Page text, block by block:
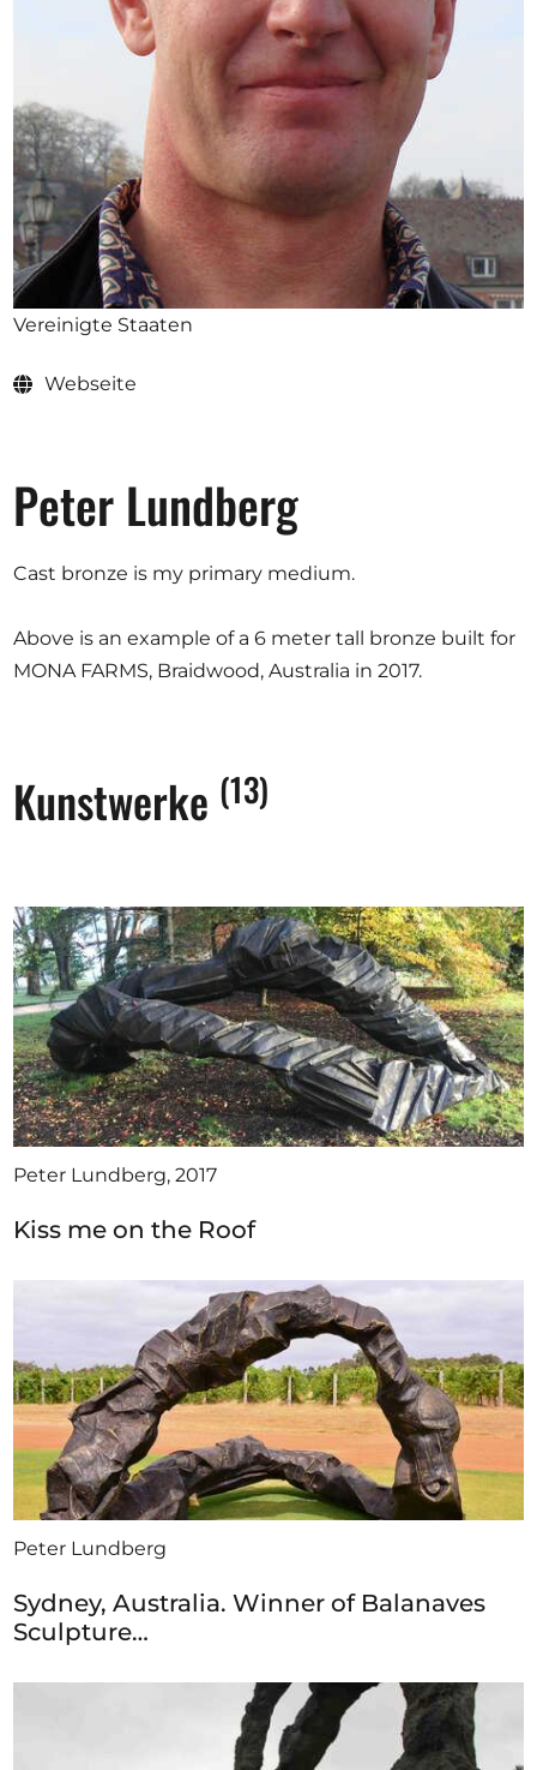
Ausschreibungen
Mitglied werden
Künstler:innen
Über uns
Spenden
Partners
Help
Vereinigte Staaten
Webseite
Peter Lundberg
Cast bronze is my primary medium.
Above is an example of a 6 meter tall bronze built for
MONA FARMS, Braidwood, Australia in 2017.
Kunstwerke (13)
Peter Lundberg, 2017
Kiss me on the Roof
Peter Lundberg
Sydney, Australia. Winner of Balanaves
Sculpture…